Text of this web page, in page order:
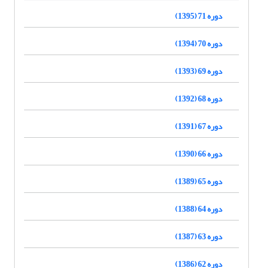
دوره 71 (1395)
دوره 70 (1394)
دوره 69 (1393)
دوره 68 (1392)
دوره 67 (1391)
دوره 66 (1390)
دوره 65 (1389)
دوره 64 (1388)
دوره 63 (1387)
دوره 62 (1386)